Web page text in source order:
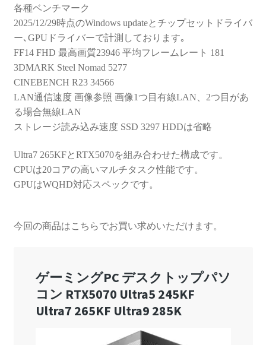
各種ベンチマーク
2025/12/29時点のWindows updateとチップセットドライバ
ー､GPUドライバーで計測しております｡
FF14 FHD 最高画質23946 平均フレームレート 181
3DMARK Steel Nomad 5277
CINEBENCH R23 34566
LAN通信速度 画像参照 画像1つ目有線LAN、2つ目があ
る場合無線LAN
ストレージ読み込み速度 SSD 3297 HDDは省略
Ultra7 265KFとRTX5070を組み合わせた構成です。
CPUは20コアの高いマルチタスク性能です。
GPUはWQHD対応スペックです。
今回の商品はこちらでお買い求めいただけます。